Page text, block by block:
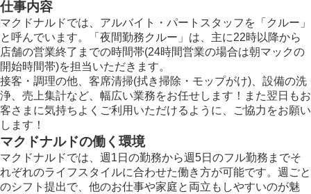
仕事内容
マクドナルドでは、アルバイト・パートスタッフを「クルー」
と呼んでいます。「夜間勤務クルー」は、主に22時以降から
店舗の営業終了までの時間帯(24時間営業の場合は朝マックの
開始時間帯)を担当いただきます。
接客・調理の他、客席清掃(拭き掃除・モップがけ)、設備の洗
浄、売上集計など、幅広い業務をお任せします！また翌日もお
客さまに気持ちよくご利用いただけるように、ご協力をお願い
します！
マクドナルドの働く環境
マクドナルドでは、週1日の勤務から週5日のフル勤務までそ
れぞれのライフスタイルに合わせた働き方が可能です。週ごと
のシフト提出で、他のお仕事や家庭と両立もしやすいのが魅